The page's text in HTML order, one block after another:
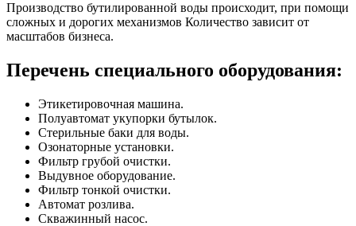
Производство бутилированной воды происходит, при помощи
сложных и дорогих механизмов Количество зависит от
масштабов бизнеса.
Перечень специального оборудования:
Этикетировочная машина.
Полуавтомат укупорки бутылок.
Стерильные баки для воды.
Озонаторные установки.
Фильтр грубой очистки.
Выдувное оборудование.
Фильтр тонкой очистки.
Автомат розлива.
Скважинный насос.